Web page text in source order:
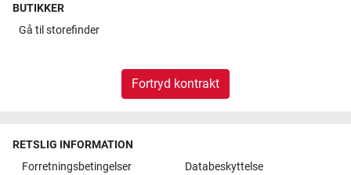
BUTIKKER
Gå til storefinder
Fortryd kontrakt
RETSLIG INFORMATION
Forretningsbetingelser
Databeskyttelse